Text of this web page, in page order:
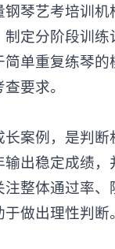
钢琴艺考培训机
定分阶段训
单重复练琴
要求。
例，是判断
出稳定成绩
整体通过率
做出理性判断。